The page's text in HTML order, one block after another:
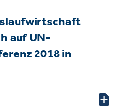
auf UN-
2018 in